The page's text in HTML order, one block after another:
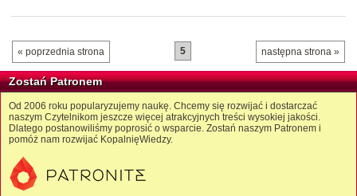
« poprzednia strona następna strona »
5
Zostań Patronem
Od 2006 roku popularyzujemy naukę. Chcemy się rozwijać i dostarczać
naszym Czytelnikom jeszcze więcej atrakcyjnych treści wysokiej jakości.
Dlatego postanowiliśmy poprosić o wsparcie. Zostań naszym Patronem i
pomóż nam rozwijać KopalnięWiedzy.